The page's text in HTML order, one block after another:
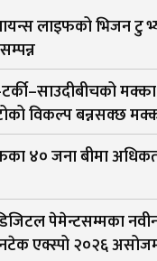
लाइफको भिजन टु
विकल्प बन्नसक्छ
४० जना बीमा
पेमेन्टसम्मका
एक्स्पो २०२६